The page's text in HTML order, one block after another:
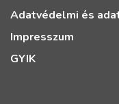
Adatvédelmi és
Impresszum
GYIK